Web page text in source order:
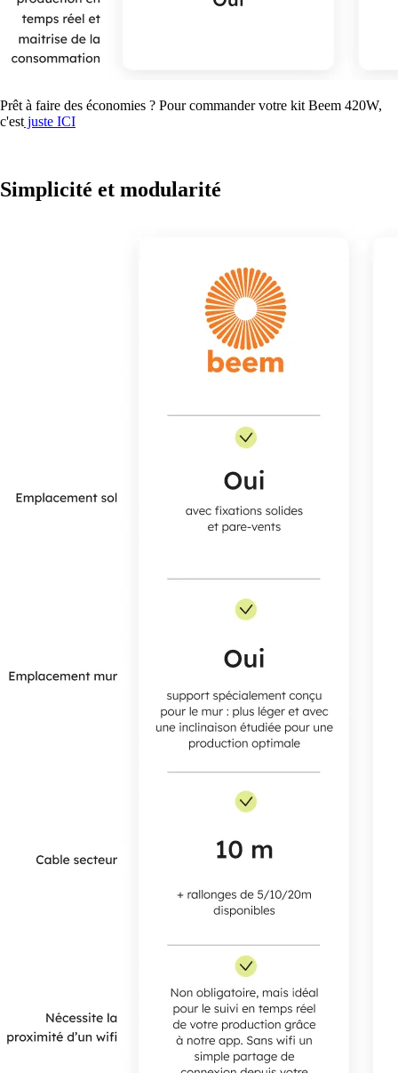
Prêt à faire des économies ? Pour commander votre kit Beem 420W,
c'est juste ICI
Simplicité et modularité